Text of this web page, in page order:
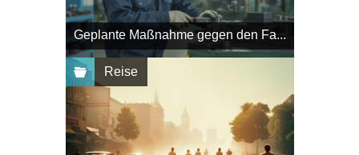
Geplante Maßnahme gegen den Fa...
Reise